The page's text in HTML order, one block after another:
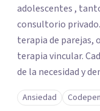
adolescentes ,
consultorio
terapia de parejas,
terapia vincular.
de la necesidad y
ambos vamos
la terapia. Para
Ansiedad